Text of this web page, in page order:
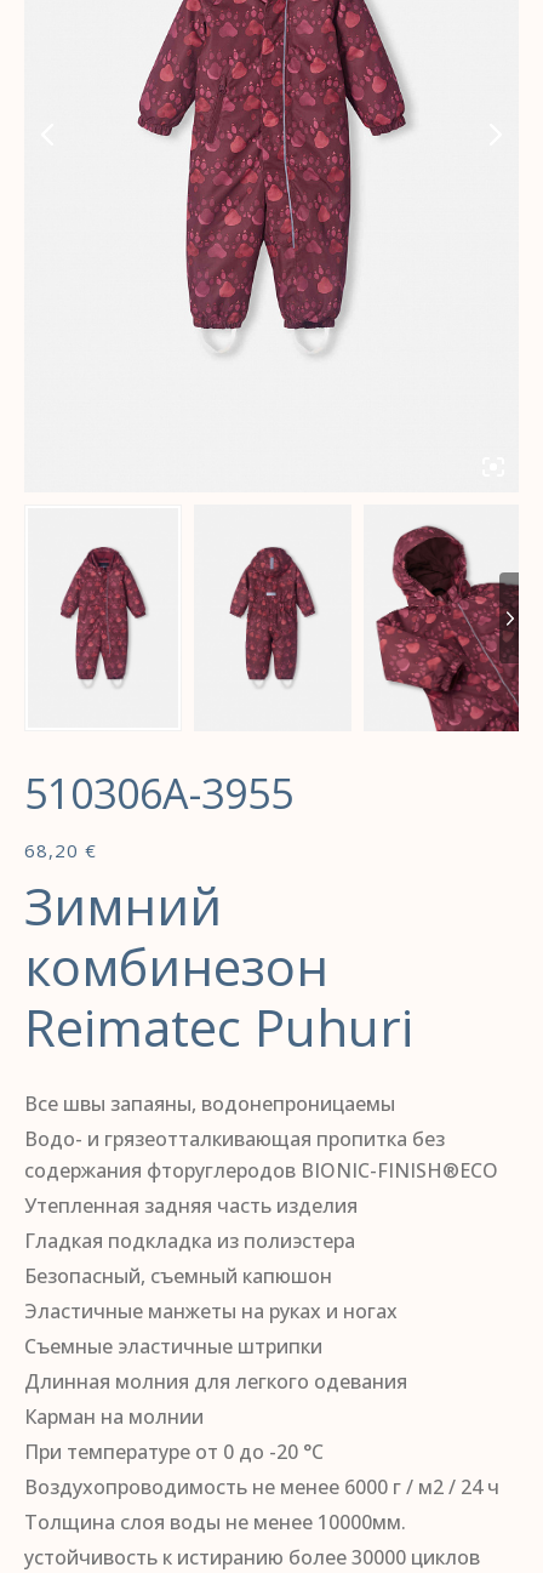
510306A-3955
68,20 €
Зимний
комбинезон
Reimatec Puhuri
Все швы запаяны, водонепроницаемы
Водо- и грязеотталкивающая пропитка без
содержания фторуглеродов BIONIC-FINISH®ECO
Утепленная задняя часть изделия
Гладкая подкладка из полиэстера
Безопасный, съемный капюшон
Эластичные манжеты на руках и ногах
Съемные эластичные штрипки
Длинная молния для легкого одевания
Карман на молнии
При температуре от 0 до -20 °C
Воздухопроводимость не менее 6000 г / м2 / 24 ч
Толщина слоя воды не менее 10000мм.
устойчивость к истиранию более 30000 циклов